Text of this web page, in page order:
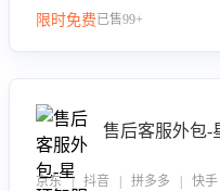
限时免费已售99+
售后客服外包-
京东 | 抖音 | 拼多多 | 快